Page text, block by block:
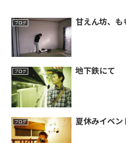
ブログ 甘えん坊、も
ブログ 地下鉄にて
ブログ 夏休みイベン